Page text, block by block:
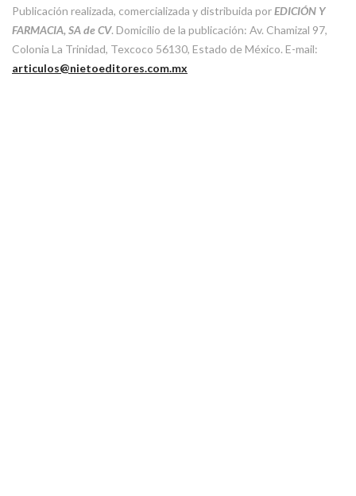
Publicación realizada, comercializada y distribuida porEDICIÓN Y
FARMACIA, SA de CV. Domicilio de la publicación: Av. Chamizal 97,
Colonia La Trinidad, Texcoco 56130, Estado de México. E-mail:
articulos@nietoeditores.com.mx